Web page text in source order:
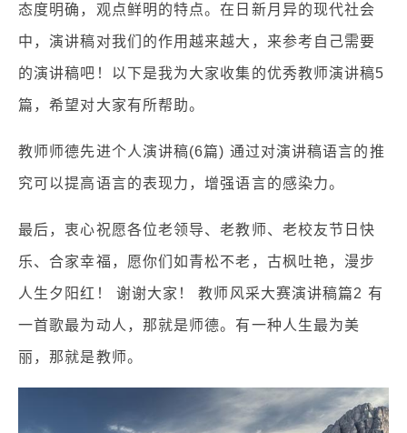
态度明确，观点鲜明的特点。在日新月异的现代社会
中，演讲稿对我们的作用越来越大，来参考自己需要
的演讲稿吧！以下是我为大家收集的优秀教师演讲稿5
篇，希望对大家有所帮助。
教师师德先进个人演讲稿(6篇) 通过对演讲稿语言的推
究可以提高语言的表现力，增强语言的感染力。
最后，衷心祝愿各位老领导、老教师、老校友节日快
乐、合家幸福，愿你们如青松不老，古枫吐艳，漫步
人生夕阳红！ 谢谢大家！ 教师风采大赛演讲稿篇2 有
一首歌最为动人，那就是师德。有一种人生最为美
丽，那就是教师。